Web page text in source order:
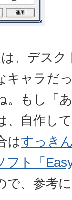
、デス
キャラだ
。もし「
、自作し
はすっき
フト「
で、参考